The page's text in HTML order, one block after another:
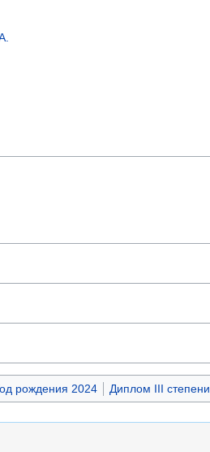
рождения 2024 Диплом III степени